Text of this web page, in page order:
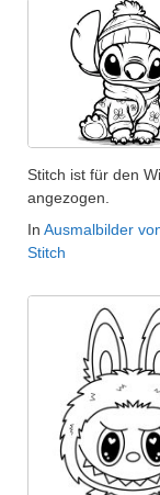
Stitch ist für den
angezogen.
In Ausmalbilder
Stitch